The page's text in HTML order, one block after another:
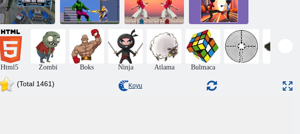
Tramp 6 AD
Hugo adında
Evsiz adam
Tramp 7 Heaven Serseri
Uçan Yarasa
Robot Araba
Dönüşümü
Oyunu
İnanılmaz Hulk Anime Savaşı 4
Çubuk Halat
Kahramanı
Html5 Zombi Boks Ninja Atlama Bulmaca
(Total 1461) Koyu